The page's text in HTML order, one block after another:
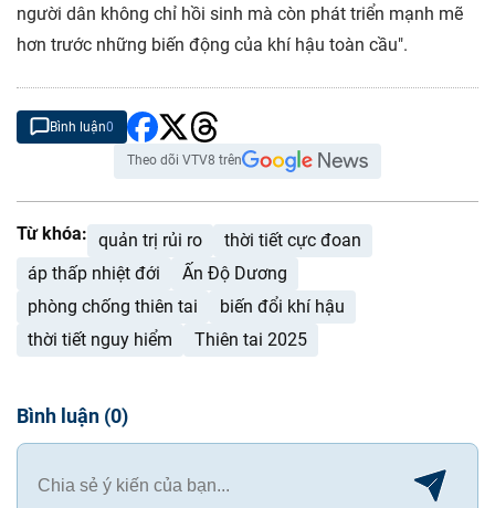
người dân không chỉ hồi sinh mà còn phát triển mạnh mẽ
hơn trước những biến động của khí hậu toàn cầu".
Bình luận0
Theo dõi VTV8 trên
Từ khóa: quản trị rủi ro
thời tiết cực đoan
áp thấp nhiệt đới
Ấn Độ Dương
phòng chống thiên tai
biến đổi khí hậu
thời tiết nguy hiểm
Thiên tai 2025
Bình luận (0)